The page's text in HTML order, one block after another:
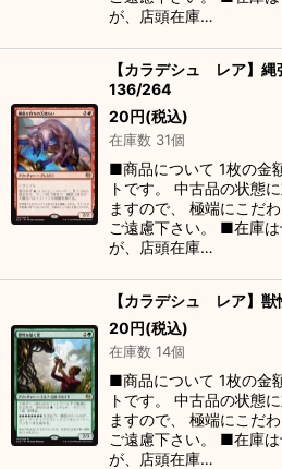
が、店頭在庫…
【カラデシュ レア】
136/264
20円(税込)
在庫数 31個
■商品について 1枚の金
トです。 中古品の状態
ますので、 極端にこだ
ご遠慮下さい。 ■在庫
が、店頭在庫…
【カラデシュ レア】
20円(税込)
在庫数 14個
■商品について 1枚の金
トです。 中古品の状態
ますので、 極端にこだ
ご遠慮下さい。 ■在庫
が、店頭在庫…